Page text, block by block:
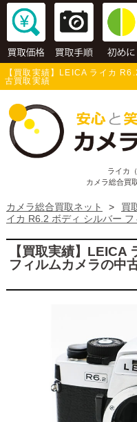
【買取実績】LEICA ライカ
古買取実績
ライカ
カメラ総合買
カメラ総合買取ネット > 買
イカ R6.2 ボディ シルバー フ
【買取実績】LEICA
フィルムカメラの中